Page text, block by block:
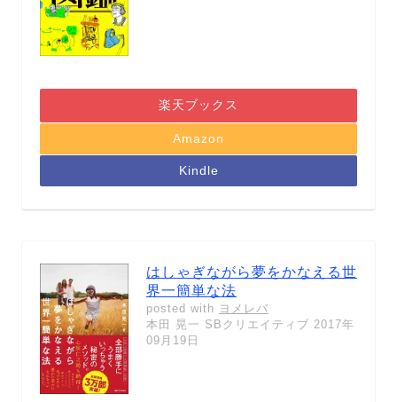
楽天ブックス
Amazon
Kindle
はしゃぎながら夢をかなえる世
界一簡単な法
posted with ヨメレバ
本田 晃一 SBクリエイティブ 2017年
09月19日